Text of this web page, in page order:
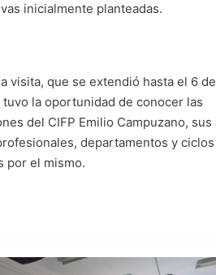
inicialmente planteadas.
visita, que se extendió hasta el 6 de
la oportunidad de conocer las
del CIFP Emilio Campuzano, sus
departamentos y ciclos
por el mismo.